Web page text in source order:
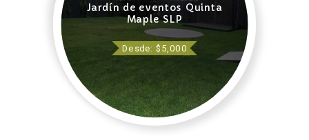
Jardín de eventos Quinta
Maple SLP
Desde: $5,000